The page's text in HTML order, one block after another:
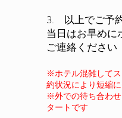
​3. 以上でご予
当日はお早めに
ご連絡ください
※ホテル混雑して
約状況により短縮
​※外での待ち合わ
タートです